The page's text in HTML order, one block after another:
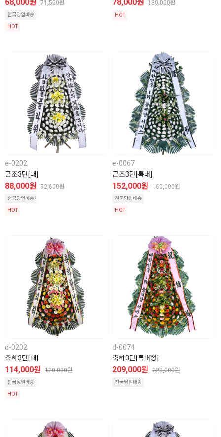
68,000원 71,500원
전국당일배송
HOT
78,000원 130,000원
HOT
e-0202
근조3단[대]
88,000원 92,600원
전국당일배송
HOT
e-0067
근조3단[특대]
152,000원 160,000원
전국당일배송
HOT
d-0202
축하3단[대]
114,000원 120,000원
전국당일배송
HOT
d-0074
축하3단[특대형]
209,000원 220,000원
전국당일배송